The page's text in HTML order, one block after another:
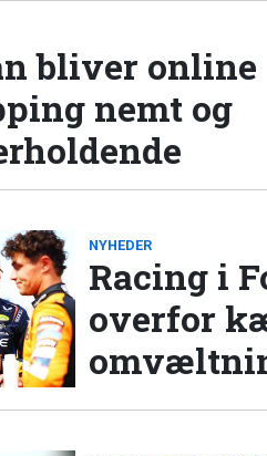
bliver online
nemt og
NYHEDER
Racing i
overfor